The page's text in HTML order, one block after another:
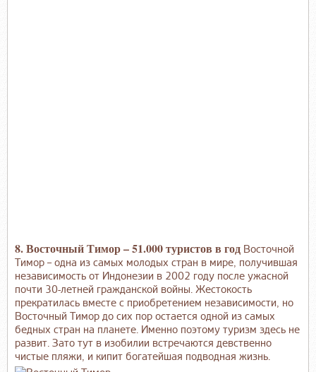
8. Восточный Тимор – 51.000 туристов в год Восточной
Тимор – одна из самых молодых стран в мире, получившая
независимость от Индонезии в 2002 году после ужасной
почти 30-летней гражданской войны. Жестокость
прекратилась вместе с приобретением независимости, но
Восточный Тимор до сих пор остается одной из самых
бедных стран на планете. Именно поэтому туризм здесь не
развит. Зато тут в изобилии встречаются девственно
чистые пляжи, и кипит богатейшая подводная жизнь.